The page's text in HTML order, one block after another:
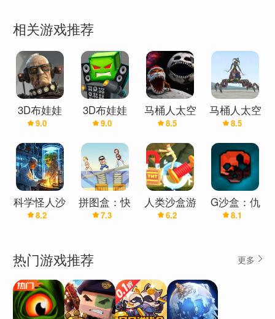
相关游戏推荐
3D布娃娃
沙盒游乐场
(辅助菜单)
9.0
3D布娃娃
沙盒游乐场
(辅助菜单)
9.0
马桶人太空
沙盒中文版
(辅助菜单)
8.5
马桶人太空
沙盒中文版
(盖瑞模组)
8.5
科学怪人沙
盒游乐场
8.2
拼图盒：快
乐绅士江南
7.3
人类沙盒游
乐场
6.2
G沙盒：仇
恨汉化版
8.1
热门游戏推荐 更多